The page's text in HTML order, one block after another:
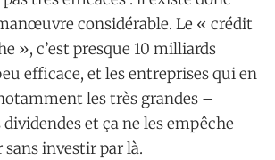
considérable. Le « crédit
», c’est presque 10 milliards
efficace, et les entreprises qui en
les très grandes –
et ça ne les empêche
sans investir par là.